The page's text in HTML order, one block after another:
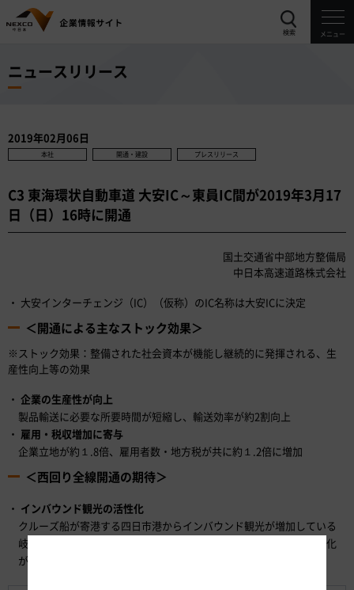
検索 メニュー
ニュースリリース
2019年02月06日
本社 開通・建設 プレスリリース
C3 東海環状自動車道 大安IC～東員IC間が2019年3月17
日（日）16時に開通
国土交通省中部地方整備局
中日本高速道路株式会社
大安インターチェンジ（IC）（仮称）のIC名称は大安ICに決定
＜開通による主なストック効果＞
※ストック効果：整備された社会資本が機能し継続的に発揮される、生
産性向上等の効果
企業の生産性が向上
製品輸送に必要な所要時間が短縮し、輸送効率が約2割向上
雇用・税収増加に寄与
企業立地が約１.8倍、雇用者数・地方税が共に約１.2倍に増加
＜西回り全線開通の期待＞
インバウンド観光の活性化
クルーズ船が寄港する四日市港からインバウンド観光が増加している
岐阜県高山市や沿線観光地への周遊観光を支援する等、更なる活性化
が期待